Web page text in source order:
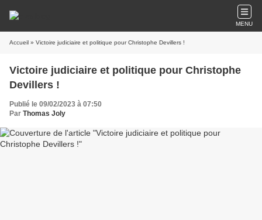
MENU
Accueil » Victoire judiciaire et politique pour Christophe Devillers !
Victoire judiciaire et politique pour Christophe
Devillers !
Publié le 09/02/2023 à 07:50
Par Thomas Joly